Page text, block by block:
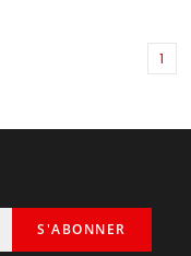
1
S'ABONNER